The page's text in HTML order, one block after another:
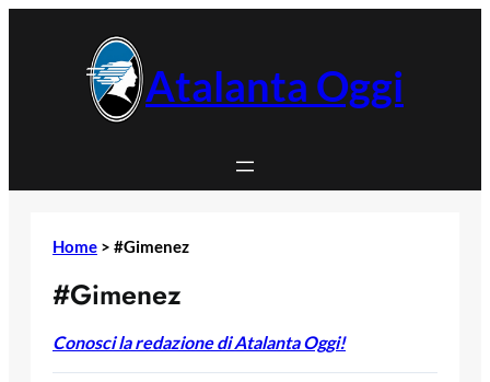
Atalanta Oggi
Home > #Gimenez
#Gimenez
Conosci la redazione di Atalanta Oggi!